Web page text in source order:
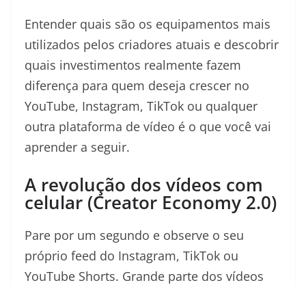
Entender quais são os equipamentos mais
utilizados pelos criadores atuais e descobrir
quais investimentos realmente fazem
diferença para quem deseja crescer no
YouTube, Instagram, TikTok ou qualquer
outra plataforma de vídeo é o que você vai
aprender a seguir.
A revolução dos vídeos com
celular (Creator Economy 2.0)
Pare por um segundo e observe o seu
próprio feed do Instagram, TikTok ou
YouTube Shorts. Grande parte dos vídeos